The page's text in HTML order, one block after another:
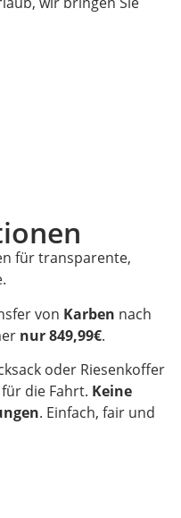
für transparente,
von Karben nach
nur 849,99€.
oder Riesenkoffer
die Fahrt. Keine
. Einfach, fair und